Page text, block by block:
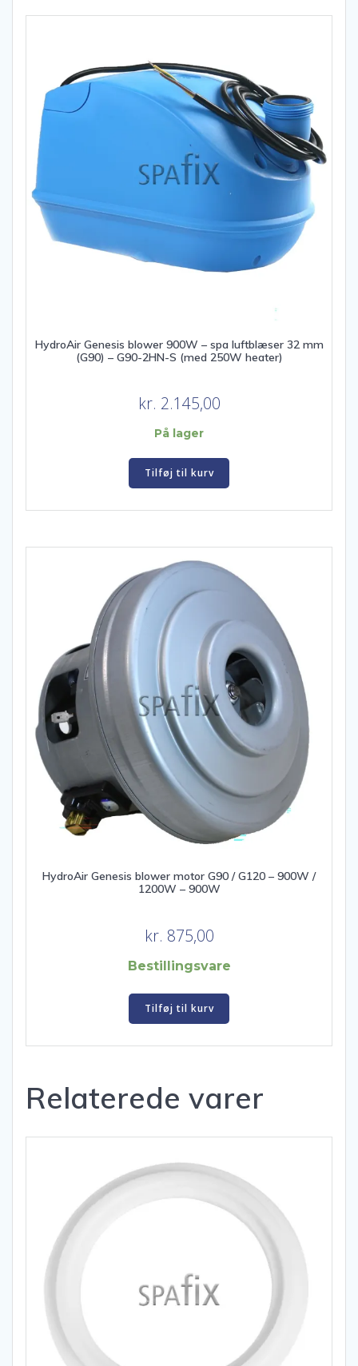
HydroAir Genesis blower 900W – spa luftblæser 32 mm
(G90) – G90-2HN-S (med 250W heater)
kr. 2.145,00
På lager
Tilføj til kurv
HydroAir Genesis blower motor G90 / G120 – 900W /
1200W – 900W
kr. 875,00
Bestillingsvare
Tilføj til kurv
Relaterede varer